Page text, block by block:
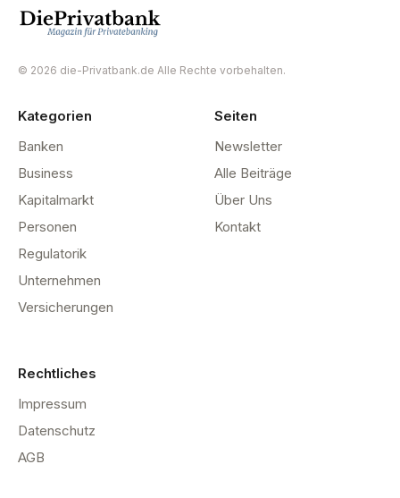
© 2026 die-Privatbank.de Alle Rechte vorbehalten.
Kategorien
Banken
Business
Kapitalmarkt
Personen
Regulatorik
Unternehmen
Versicherungen
Seiten
Newsletter
Alle Beiträge
Über Uns
Kontakt
Rechtliches
Impressum
Datenschutz
AGB